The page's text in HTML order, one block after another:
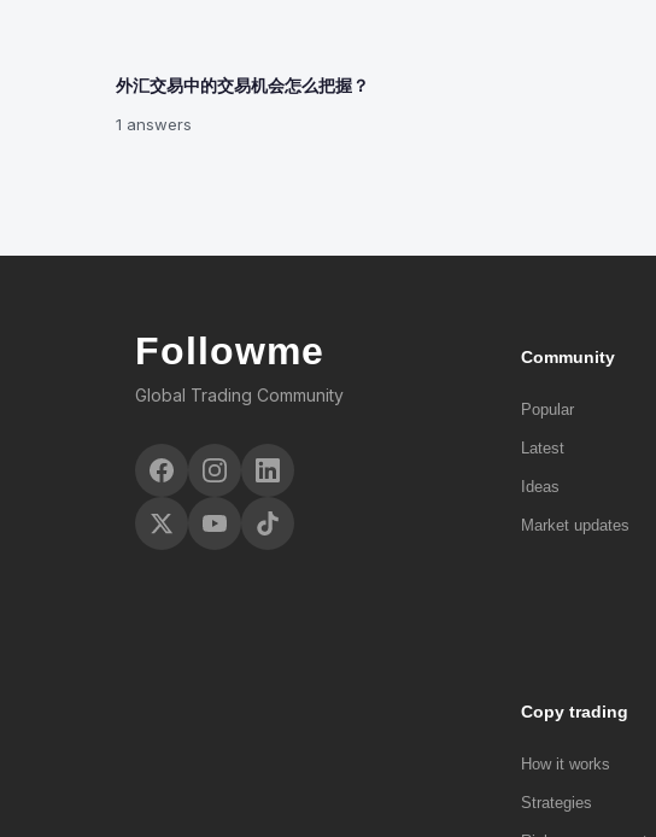
外汇交易中的交易机会怎么把握？
1 answers
Followme
Global Trading Community
Community
Popular
Latest
Ideas
Market updates
Copy trading
How it works
Strategies